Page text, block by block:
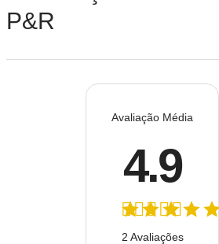
P&R
Avaliação Média
4.9
2 Avaliações